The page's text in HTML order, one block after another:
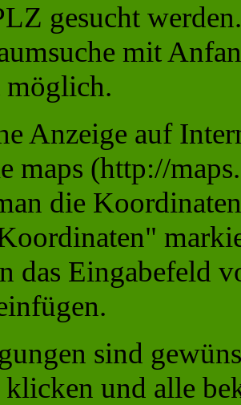
gesucht
mit
möglich.
Anzeige auf
maps (http://
die
das Eingabefeld
sind
und alle